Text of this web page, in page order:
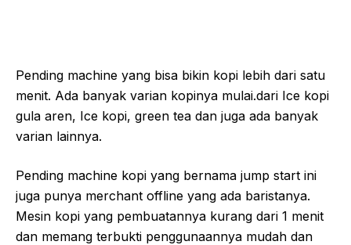
Pending machine yang bisa bikin kopi lebih dari satu
menit. Ada banyak varian kopinya mulai.dari Ice kopi
gula aren, Ice kopi, green tea dan juga ada banyak
varian lainnya.
Pending machine kopi yang bernama jump start ini
juga punya merchant offline yang ada baristanya.
Mesin kopi yang pembuatannya kurang dari 1 menit
dan memang terbukti penggunaannya mudah dan